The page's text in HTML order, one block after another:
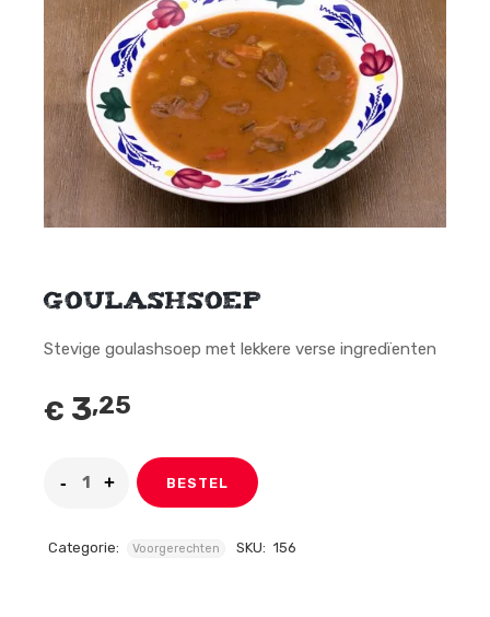
Goulashsoep
Stevige goulashsoep met lekkere verse ingredïenten
€ 3,25
BESTEL
Categorie: Voorgerechten SKU: 156